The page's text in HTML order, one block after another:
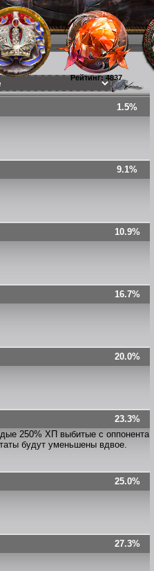
Рейтинг: 4837
1.5%
9.1%
10.9%
16.7%
20.0%
23.3%
250% ХП выбитые с оппонента
будут уменьшены вдвое.
25.0%
27.3%